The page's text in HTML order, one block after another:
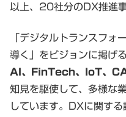
以上、20社分のDX推進
「デジタルトランスフォ
導く」をビジョンに掲げ
AI、FinTech、IoT、
知見を駆使して、多様な
しています。DXに関す